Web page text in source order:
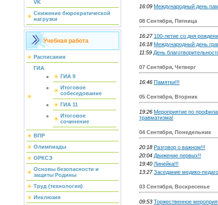
VK
Снижение бюрократической
нагрузки
Учебная работа
Расписания
ГИА
ГИА 9
Итоговое
собеседование
ГИА 11
Итоговое
сочинение
ВПР
Олимпиады
ОРКСЭ
Основы безопасности и
защиты Родины
Труд (технология)
Инклюзия
16:09 Международный день
08 Сентября, Пятница
16:27 100-летие со дня
16:18 Международный день
11:59 День
07 Сентября, Четверг
16:46 Памятки!!!
05 Сентября, Вторник
19:26 Мероприятие по
травматизма!
04 Сентября, Понедельник
20:18 Разговор о важном!!!
20:04 Движение первых!!
19:40 Линейка!!!
13:27 Заседание медико-
03 Сентября, Воскресенье
09:53 Торжественное